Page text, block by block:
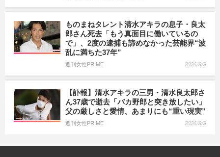
ものまねタレント清水アキラの息子・良太
郎さん死去「もう真面目に働いているの
で」、2度の逮捕も諦めなかった芸能界“波
乱に満ちた37年”
週刊女性PRIME 2026/8/3
【訃報】清水アキラの三男・清水良太郎さ
ん37歳で逝去「バカ野郎と突き放したい」
父の厳しさと愛情、あまりにも“重い現実”
週刊女性PRIME 2026/8/3